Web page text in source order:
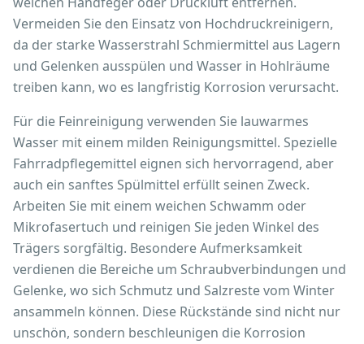
Vermeiden Sie den Einsatz von Hochdruckreinigern,
da der starke Wasserstrahl Schmiermittel aus Lagern
und Gelenken ausspülen und Wasser in Hohlräume
treiben kann, wo es langfristig Korrosion verursacht.
Für die Feinreinigung verwenden Sie lauwarmes
Wasser mit einem milden Reinigungsmittel. Spezielle
Fahrradpflegemittel eignen sich hervorragend, aber
auch ein sanftes Spülmittel erfüllt seinen Zweck.
Arbeiten Sie mit einem weichen Schwamm oder
Mikrofasertuch und reinigen Sie jeden Winkel des
Trägers sorgfältig. Besondere Aufmerksamkeit
verdienen die Bereiche um Schraubverbindungen und
Gelenke, wo sich Schmutz und Salzreste vom Winter
ansammeln können. Diese Rückstände sind nicht nur
unschön, sondern beschleunigen die Korrosion